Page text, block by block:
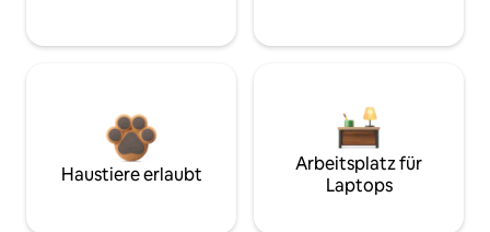
Haustiere erlaubt
Arbeitsplatz für
Laptops